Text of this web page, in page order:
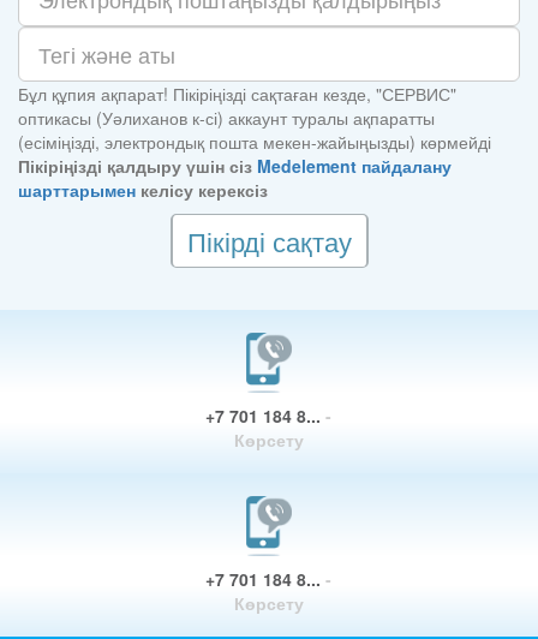
Бұл құпия ақпарат! Пікіріңізді сақтаған кезде, "СЕРВИС"
оптикасы (Уәлиханов к-сі) аккаунт туралы ақпаратты
(есіміңізді, электрондық пошта мекен-жайыңызды) көрмейді
Пікіріңізді қалдыру үшін сіз Medelement пайдалану
шарттарымен келісу керексіз
Пікірді сақтау
+7 701 184 8...-
Көрсету
+7 701 184 8...-
Көрсету